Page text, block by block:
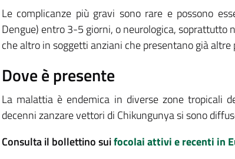
Le complicanze più gravi sono rare e possono
Dengue) entro 3-5 giorni, o neurologica, soprattutto
che altro in soggetti anziani che presentano già altre
Dove è presente
La malattia è endemica in diverse zone tropicali
decenni zanzare vettori di Chikungunya si sono
Consulta il bollettino suifocolai attivi e recenti in